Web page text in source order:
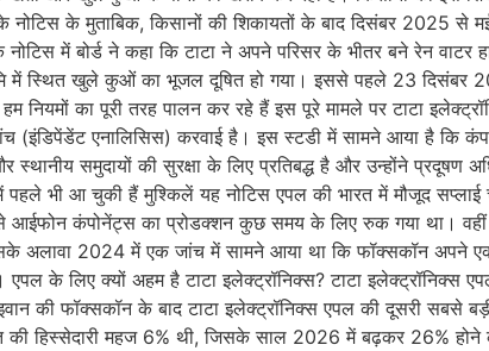
नोटिस के मुताबिक, किसानों की शिकायतों के बाद दिसंबर 2025 से
में बोर्ड ने कहा कि टाटा ने अपने परिसर के भीतर बने रेन वाटर
में स्थित खुले कुओं का भूजल दूषित हो गया। इससे पहले 23 दिसंबर
नियमों का पूरी तरह पालन कर रहे हैं इस पूरे मामले पर टाटा
(इंडिपेंडेंट एनालिसिस) करवाई है। इस स्टडी में सामने आया है कि
स्थानीय समुदायों की सुरक्षा के लिए प्रतिबद्ध है और उन्होंने प्रदूषण
पहले भी आ चुकी हैं मुश्किलें यह नोटिस एपल की भारत में मौजूद
कंपोनेंट्स का प्रोडक्शन कुछ समय के लिए रुक गया था। वहीं
2024 में एक जांच में सामने आया था कि फॉक्सकॉन अपने एक
के लिए क्यों अहम है टाटा इलेक्ट्रॉनिक्स? टाटा इलेक्ट्रॉनिक्स
की फॉक्सकॉन के बाद टाटा इलेक्ट्रॉनिक्स एपल की दूसरी सबसे
हिस्सेदारी महज 6% थी, जिसके साल 2026 में बढ़कर 26% होने